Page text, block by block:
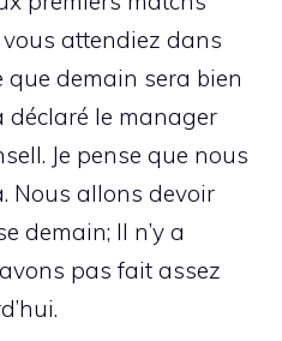
attendiez dans
que demain sera bien
déclaré le manager
Je pense que nous
Nous allons devoir
demain; Il n’y a
pas fait assez